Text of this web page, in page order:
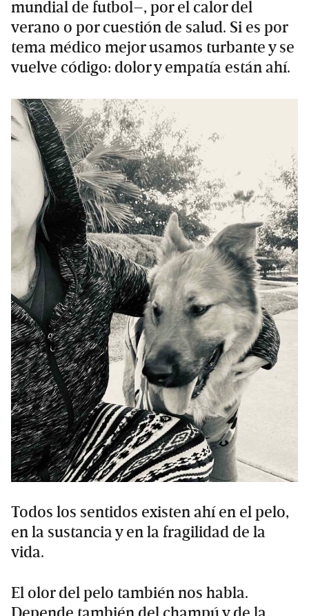
mundial de futbol–, por el calor del
verano o por cuestión de salud. Si es por
tema médico mejor usamos turbante y se
vuelve código: dolor y empatía están ahí.
Todos los sentidos existen ahí en el pelo,
en la sustancia y en la fragilidad de la
vida.
El olor del pelo también nos habla.